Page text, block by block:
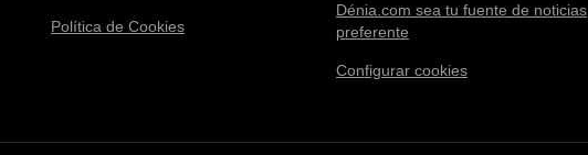
Política de Cookies
Dénia.com sea tu fuente de noticias
preferente
Configurar cookies